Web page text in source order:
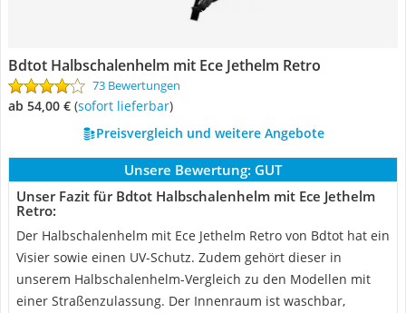
Bdtot Halbschalenhelm mit Ece Jethelm Retro
73 Bewertungen
ab 54,00 € ( Sofort lieferbar)
Preisvergleich und weitere Angebote
Unsere Bewertung: GUT
Unser Fazit für Bdtot Halbschalenhelm mit Ece Jethelm
Retro:
Der Halbschalenhelm mit Ece Jethelm Retro von Bdtot hat ein
Visier sowie einen UV-Schutz. Zudem gehört dieser in
unserem Halbschalenhelm-Vergleich zu den Modellen mit
einer Straßenzulassung. Der Innenraum ist waschbar,